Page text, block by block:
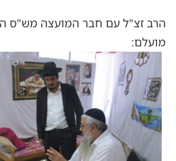
הרב זצ"ל עם חבר המועצה מש"ס
מועלם: